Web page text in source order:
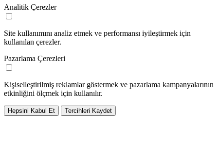
Analitik Çerezler
Site kullanımını analiz etmek ve performansı iyileştirmek için
kullanılan çerezler.
Pazarlama Çerezleri
Kişiselleştirilmiş reklamlar göstermek ve pazarlama kampanyalarının
etkinliğini ölçmek için kullanılır.
Hepsini Kabul Et Tercihleri Kaydet